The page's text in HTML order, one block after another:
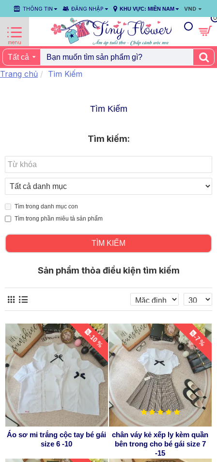
THÔNG TIN ĐĂNG NHẬP KHU VỰC: MIỀN NAM
VND
0
Tất cả
Trang chủ Tìm Kiếm
Tìm Kiếm
Tìm kiếm:
Tìm trong danh mục con
Tìm trong phần miêu tả sản phẩm
TÌM KIẾM
Sản phẩm thỏa điều kiện tìm kiếm
-10 %
Áo sơ mi trắng cộc tay bé gái
size 6 -10
-7 %
chân váy kẻ xếp ly kèm quần
bên trong cho bé gái size 7
-15